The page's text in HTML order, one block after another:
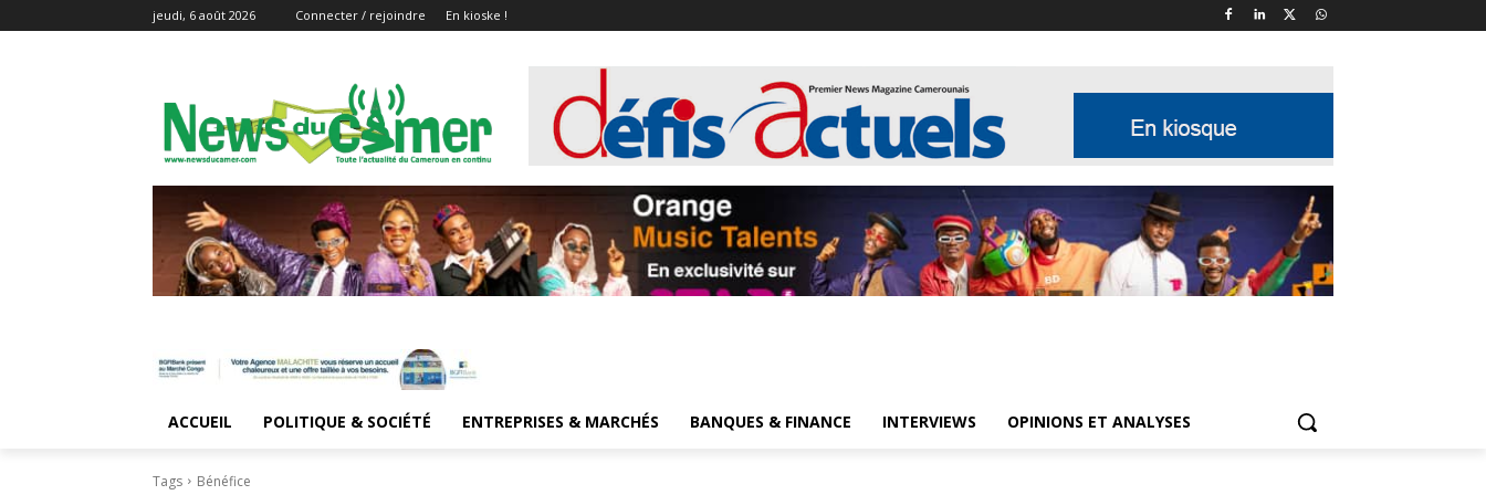
jeudi, 6 août 2026 Connecter / rejoindre En kioske !
ACCUEIL POLITIQUE & SOCIÉTÉ ENTREPRISES & MARCHÉS BANQUES & FINANCE INTERVIEWS OPINIONS ET ANALYSES
Tags Bénéfice